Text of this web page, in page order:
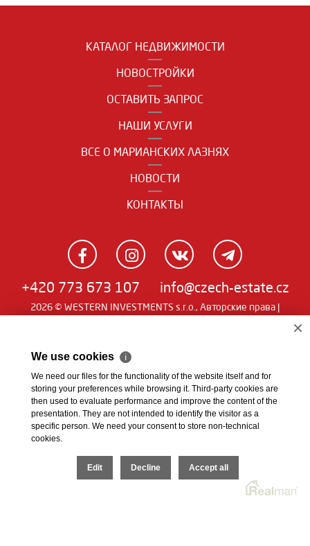
КАТАЛОГ НЕДВИЖИМОСТИ
НОВОСТРОЙКИ
ОСТАВИТЬ ЗАПРОС
НАШИ УСЛУГИ
ВСЕ О МАРИАНСКИХ ЛАЗНЯХ
НОВОСТИ
КОНТАКТЫ
+420 773 673 107 info@czech-estate.cz
2026 © WESTERN INVESTMENTS s.r.o., Авторские права |
×
We use cookies ℹ
We need our files for the functionality of the website itself and for
storing your preferences while browsing it. Third-party cookies are
then used to evaluate performance and improve the content of the
presentation. They are not intended to identify the visitor as a
specific person. We need your consent to store non-technical
cookies.
Edit Decline Accept all